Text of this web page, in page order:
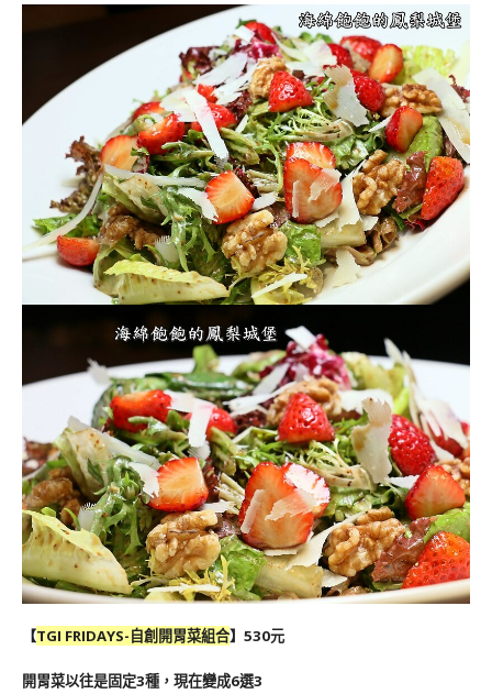
【TGI FRIDAYS-自創開胃菜組合】530元
開胃菜以往是固定3種，現在變成6選3